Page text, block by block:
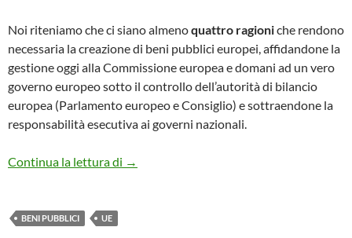
Noi riteniamo che ci siano almenoquattro ragioniche rendono
necessaria la creazione di beni pubblici europei, affidandone la
gestione oggi alla Commissione europea e domani ad un vero
governo europeo sotto il controllo dell’autorità di bilancio
europea (Parlamento europeo e Consiglio) e sottraendone la
responsabilità esecutiva ai governi nazionali.
Continua la lettura di SERVONO BENI PUBBLICI EUROPEI
→
BENI PUBBLICI UE